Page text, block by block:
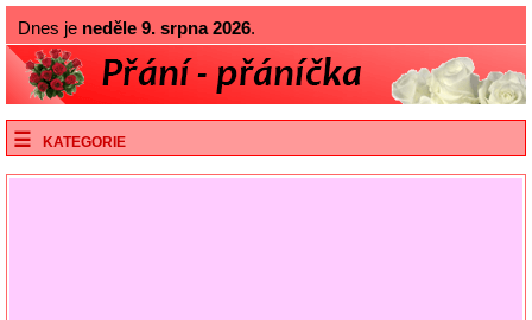
Dnes je neděle 9. srpna 2026.
KATEGORIE